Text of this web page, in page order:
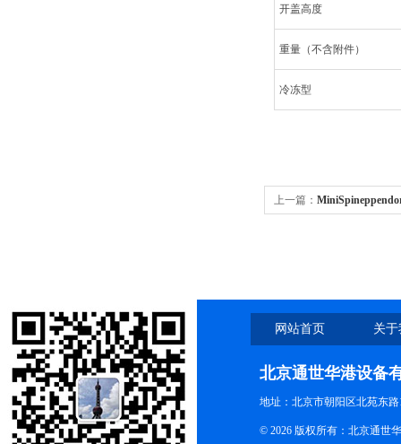
开盖高度
重量（不含附件）
冷冻型
上一篇：
网站首页 关
北京通世华港设备
地址：北京市朝阳区北苑东路
© 2026 版权所有：北京通世